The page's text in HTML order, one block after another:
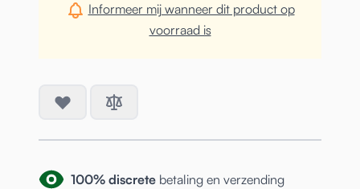
Informeer mij wanneer dit product op
voorraad is
100% discrete betaling en verzending